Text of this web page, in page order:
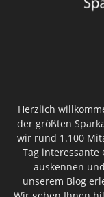
Herzlich
der größten
wir rund 1.100
Tag interessante
auskennen
unserem Blog